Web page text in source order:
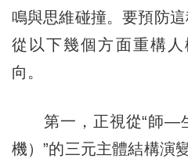
鳴與思維碰撞。要預防
從以下幾個方面重構
向。
第一，正視從“師—
機）”的三元主體結構演